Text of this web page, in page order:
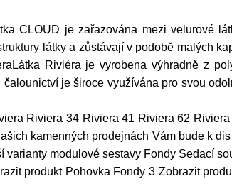
CLOUD je zařazována mezi velurové
látky a zůstávají v podobě malých
Riviéra je vyrobena výhradně z
je široce využívána pro svou
Riviera 34 Riviera 41 Riviera 62
kamenných prodejnách Vám bude k
varianty modulové sestavy Fondy Sedací
produkt Pohovka Fondy 3 Zobrazit